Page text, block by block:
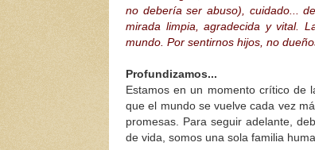
no debería ser abuso), cuidado...
mirada limpia, agradecida y vital.
mundo. Por sentirnos hijos, no
Profundizamos...
Estamos en un momento crítico de
que el mundo se vuelve cada vez
promesas. Para seguir adelante,
de vida, somos una sola familia